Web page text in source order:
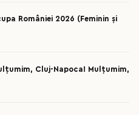
României 2026 (Feminin și
Cluj-Napoca! Mulțumim,